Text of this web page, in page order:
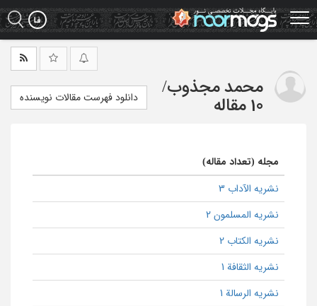
Skip
to
main
محمد مجذوب/
10 مقاله
دانلود فهرست مقالات نویسنده
مجله (تعداد مقاله)
نشریه الآداب 3
نشریه المسلمون 2
نشریه الکتاب 2
نشریه الثقافة 1
نشریه الرسالة 1